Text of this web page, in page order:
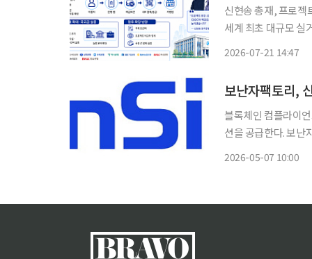
신현송 총재, 프로젝
세계 최초 대규모 실
2026-07-21 14:47
보난자팩토리,
블록체인 컴플라이
션을 공급한다. 보난자팩토리는 신한은행과 ‘가상자산·스테이블코인 내부통제 소프트웨어
2026-05-07 10:00